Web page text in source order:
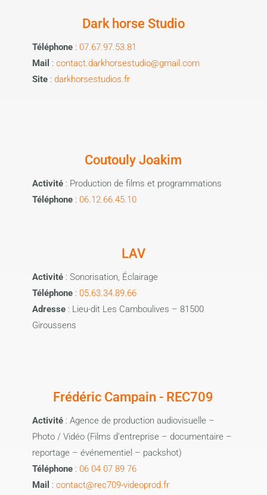
Dark horse Studio
Téléphone: 07.67.97.53.81
Mail : contact.darkhorsestudio@gmail.com
Site: darkhorsestudios.fr
Coutouly Joakim
Activité : Production de films et programmations
Téléphone: 06.12.66.45.10
LAV
Activité : Sonorisation, Éclairage
Téléphone: 05.63.34.89.66
Adresse : Lieu-dit Les Camboulives – 81500
Giroussens
Frédéric Campain - REC709
Activité : Agence de production audiovisuelle –
Photo / Vidéo (Films d’entreprise – documentaire –
reportage – événementiel – packshot)
Téléphone: 06 04 07 89 76
Mail : contact@rec709-videoprod.fr